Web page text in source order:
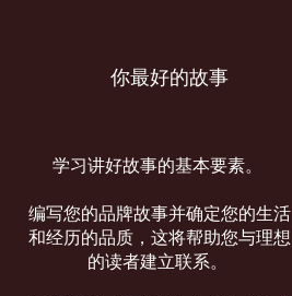
你最好的故事
学习讲好故事的基本要素。
编写您的品牌故事并确定您的生活
和经历的品质，这将帮助您与理想
的读者建立联系。